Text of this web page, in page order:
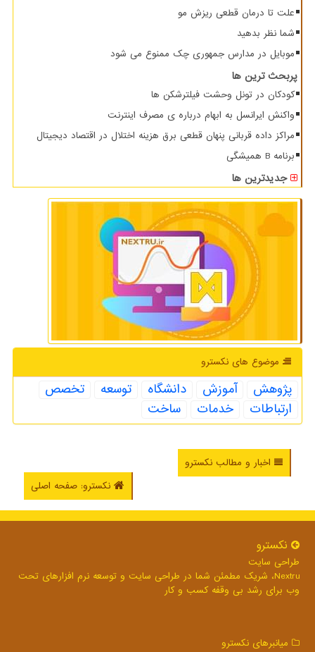
علت تا درمان قطعی ریزش مو
شما نظر بدهید
موبایل در مدارس جمهوری چک ممنوع می شود
پربحث ترین ها
کودکان در تونل وحشت فیلترشکن ها
واکنش ایرانسل به ابهام درباره ی مصرف اینترنت
مراکز داده قربانی پنهان قطعی برق هزینه اختلال در اقتصاد دیجیتال
برنامه B همیشگی
جدیدترین ها
موضوع های نكسترو
پژوهش آموزش دانشگاه توسعه
تخصص
ارتباطات
خدمات ساخت
اخبار و مطالب نکسترو
نکسترو: صفحه اصلی
نكسترو
طراحی سایت
Nextru، شریک مطمئن شما در طراحی سایت و توسعه نرم افزارهای تحت
وب برای رشد بی وقفه کسب و کار
میانبرهای نكسترو